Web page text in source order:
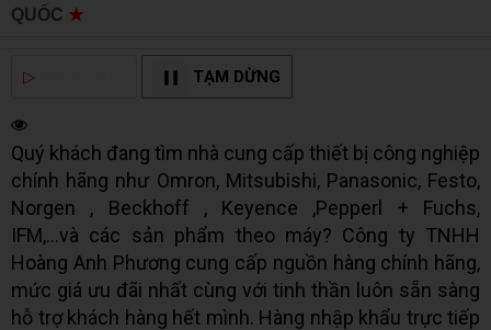
QUỐC ★
▷ TẠM DỪNG
Quý khách đang tìm nhà cung cấp thiết bị công nghiệp
chính hãng như Omron, Mitsubishi, Panasonic, Festo,
Norgen , Beckhoff , Keyence ,Pepperl + Fuchs,
IFM,...và các sản phẩm theo máy? Công ty TNHH
Hoàng Anh Phương cung cấp nguồn hàng chính hãng,
mức giá ưu đãi nhất cùng với tinh thần luôn sẵn sàng
hỗ trợ khách hàng hết mình. Hàng nhập khẩu trực tiếp